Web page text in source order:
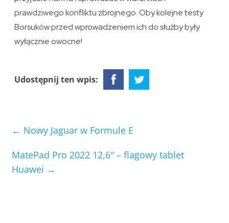
prawdziwego konfliktu zbrojnego. Oby kolejne testy
Borsuków przed wprowadzeniem ich do służby były
wyłącznie owocne!
Udostępnij ten wpis:
← Nowy Jaguar w Formule E
MatePad Pro 2022 12,6″ – flagowy tablet
Huawei →